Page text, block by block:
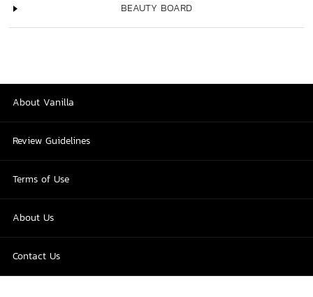
BEAUTY BOARD
About Vanilla
Review Guidelines
Terms of Use
About Us
Contact Us